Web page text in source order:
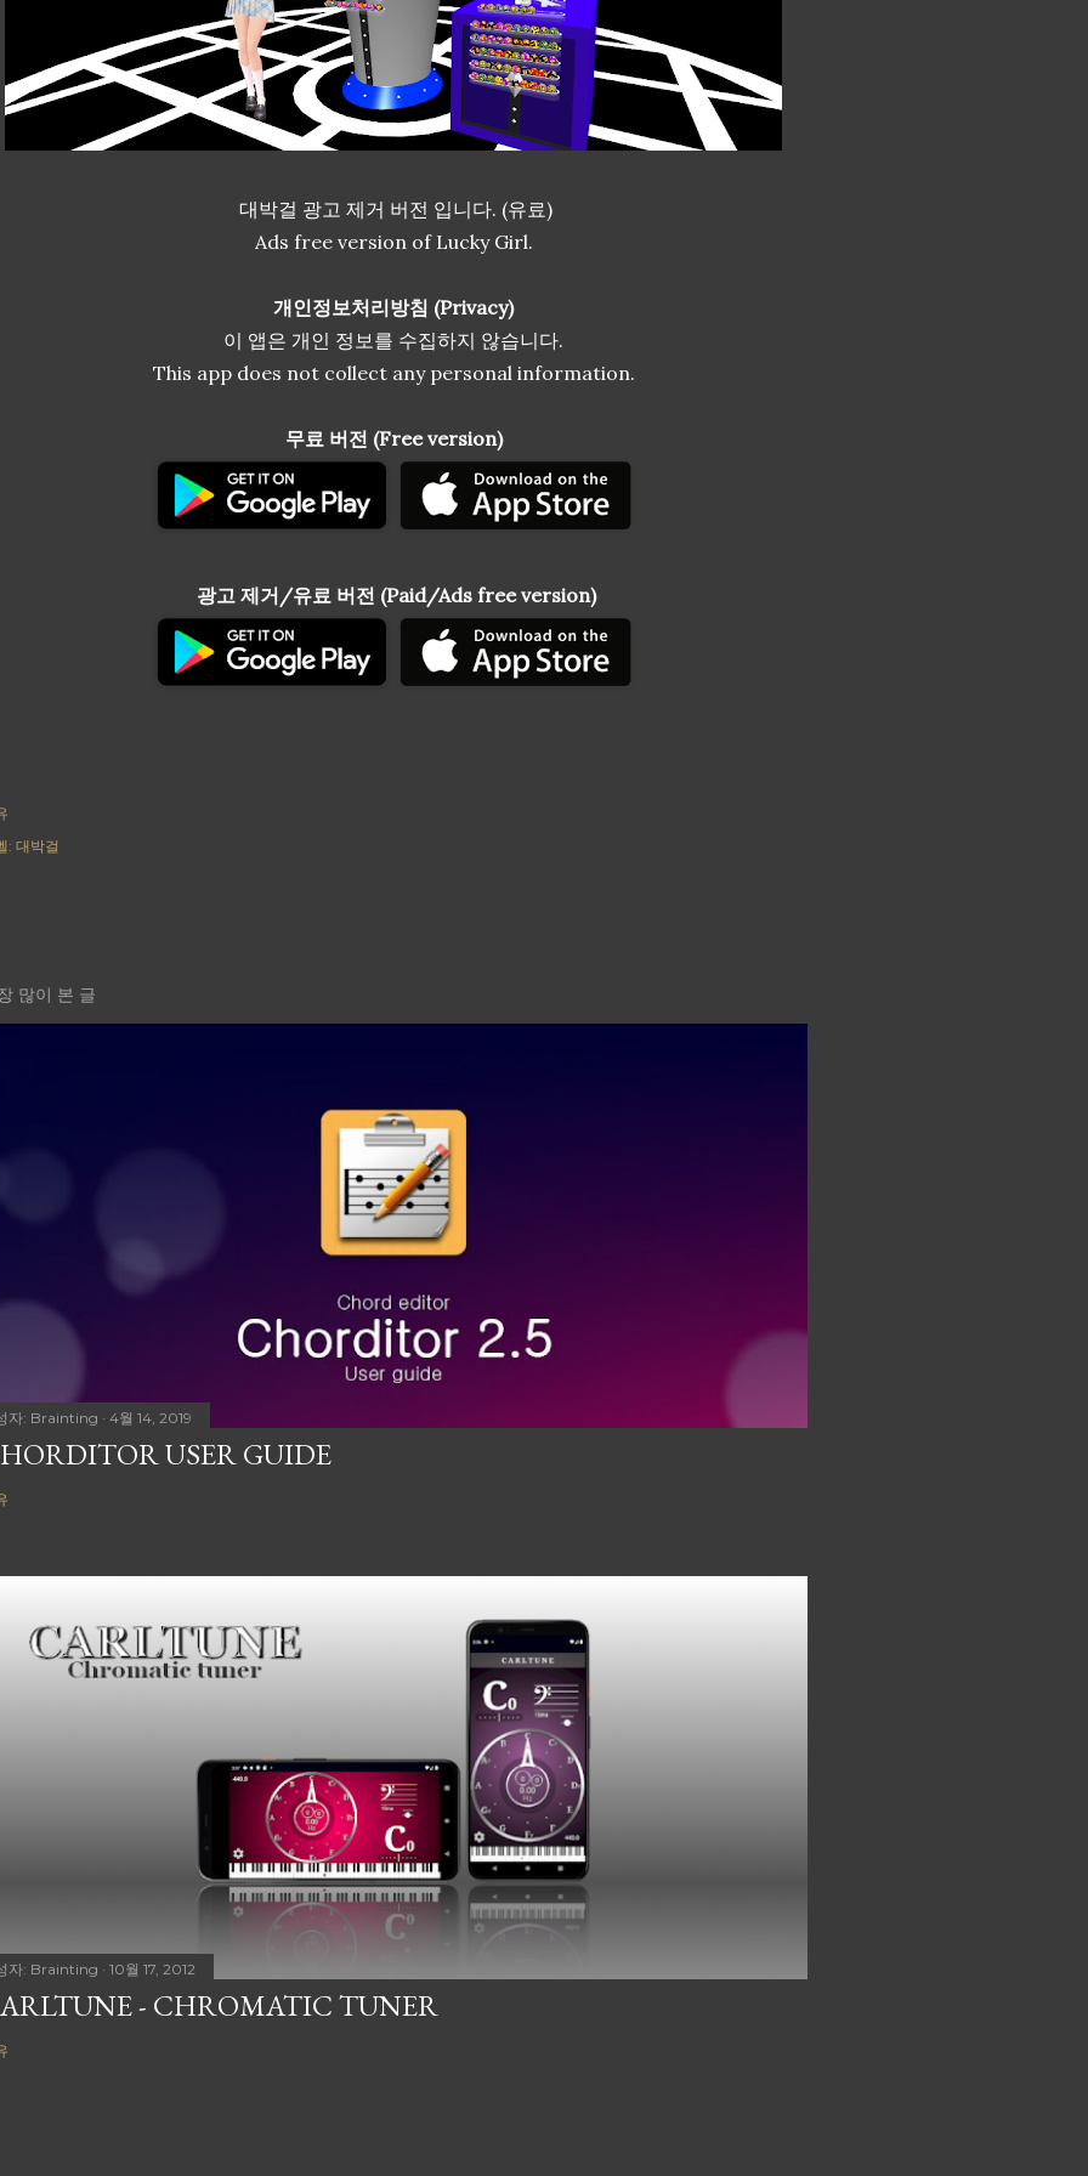
대박걸 광고 제거 버전 입니다. (유료)
Ads free version of Lucky Girl.
개인정보처리방침 (Privacy)
이 앱은 개인 정보를 수집하지 않습니다.
This app does not collect any personal information.
무료 버전 (Free version)
광고 제거/유료 버전 (Paid/Ads free version)
: 대박걸
많이 본 글
자: Brainting 4월 14, 2019
USER GUIDE
자: Brainting 10월 17, 2012
- CHROMATIC TUNER